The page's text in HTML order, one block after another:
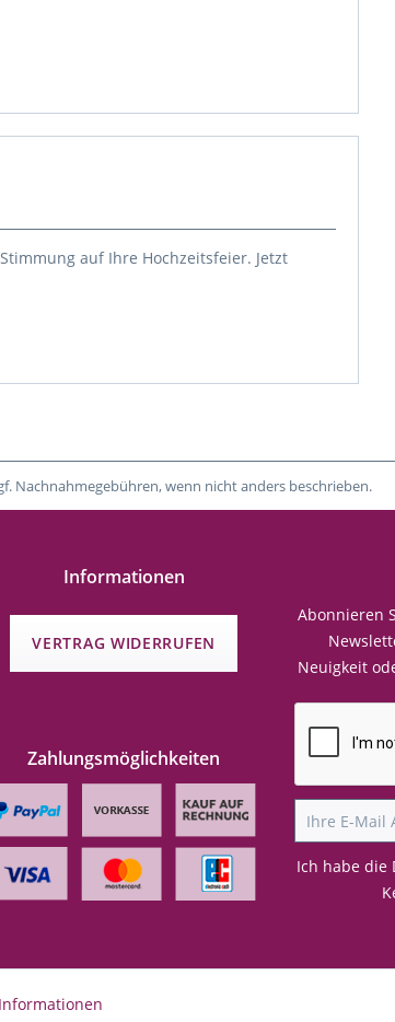
auf Ihre Hochzeitsfeier. Jetzt
Nachnahmegebühren, wenn nicht anders beschrieben.
Informationen
VERTRAG WIDERRUFEN
Zahlungsmöglichkeiten
Abonnieren
Neuigkeit
Ich habe die